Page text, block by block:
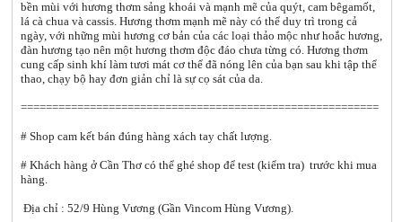
bền mùi với hương thơm sảng khoái và mạnh mẽ của quýt, cam bêgamốt,
lá cà chua và cassis. Hương thơm mạnh mẽ này có thể duy trì trong cả
ngày, với những mùi hương cơ bản của các loại thảo mộc như hoắc hương,
đàn hương tạo nên một hương thơm độc đáo chưa từng có. Hương thơm
cung cấp sinh khí làm tươi mát cơ thể đã nóng lên của bạn sau khi tập thể
thao, chạy bộ hay đơn giản chỉ là sự cọ sát của da.
=========================================================
# Shop cam kết bán đúng hàng xách tay chất lượng.
# Khách hàng ở Cần Thơ có thể ghé shop để test (kiểm tra) trước khi mua
hàng.
Địa chỉ : 52/9 Hùng Vương (Gần Vincom Hùng Vương).